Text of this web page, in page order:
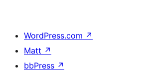
WordPress.com ↗
Matt ↗
bbPress ↗